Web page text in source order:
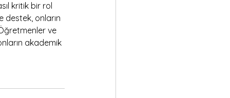
kritik bir rol
destek, onların
ve
akademik